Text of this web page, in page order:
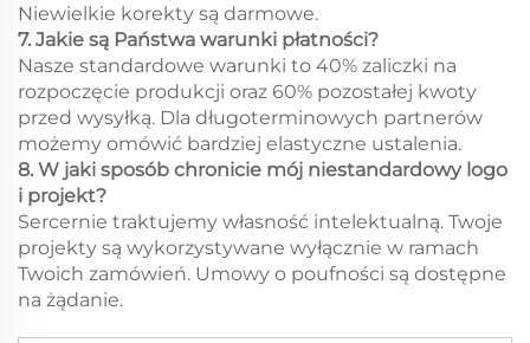
Niewielkie korekty są darmowe.
7. Jakie są Państwa warunki płatności?
Nasze standardowe warunki to 40% zaliczki na
rozpoczęcie produkcji oraz 60% pozostałej kwoty
przed wysyłką. Dla długoterminowych partnerów
możemy omówić bardziej elastyczne ustalenia.
8. W jaki sposób chronicie mój niestandardowy logo
i projekt?
Sercernie traktujemy własność intelektualną. Twoje
projekty są wykorzystywane wyłącznie w ramach
Twoich zamówień. Umowy o poufności są dostępne
na żądanie.